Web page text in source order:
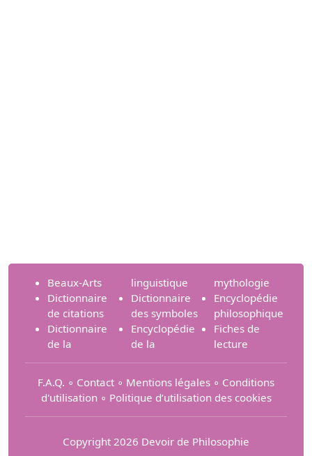
Beaux-Arts
Dictionnaire
de citations
Dictionnaire
de la
linguistique
Dictionnaire
des symboles
Encyclopédie
de la
mythologie
Encyclopédie
philosophique
Fiches de
lecture
F.A.Q. ∘ Contact ∘ Mentions légales ∘ Conditions
d'utilisation ∘ Politique d’utilisation des cookies
Copyright 2026 Devoir de Philosophie